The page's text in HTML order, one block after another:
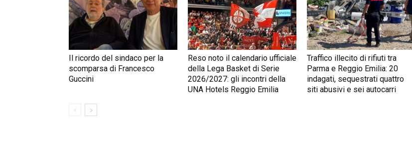
Il ricordo del sindaco per la
scomparsa di Francesco
Guccini
Reso noto il calendario ufficiale
della Lega Basket di Serie
2026/2027: gli incontri della
UNA Hotels Reggio Emilia
Traffico illecito di rifiuti tra
Parma e Reggio Emilia: 20
indagati, sequestrati quattro
siti abusivi e sei autocarri